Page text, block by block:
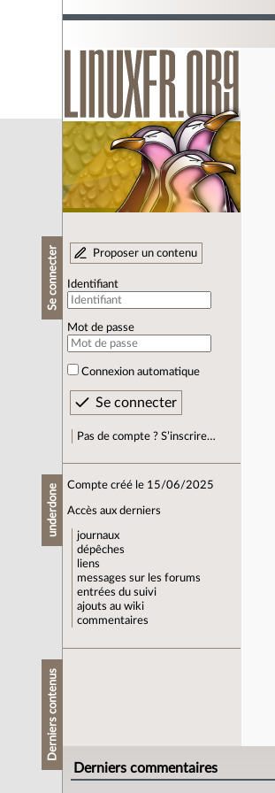
Se connecter Proposer un contenu
Identifiant
Mot de passe
Connexion automatique
Pas de compte ? S’inscrire…
underdone Compte créé le 15/06/2025
Accès aux derniers
journaux
dépêches
liens
messages sur les forums
entrées du suivi
ajouts au wiki
commentaires
Derniers contenus
Derniers commentaires